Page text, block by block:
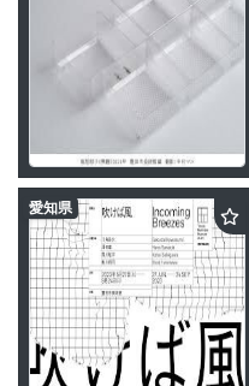
愛知県